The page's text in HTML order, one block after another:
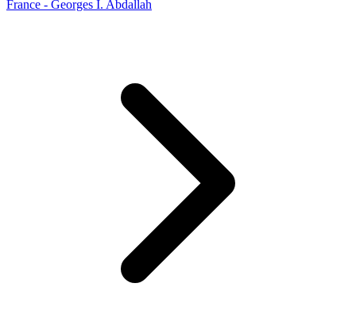
France - Georges I. Abdallah